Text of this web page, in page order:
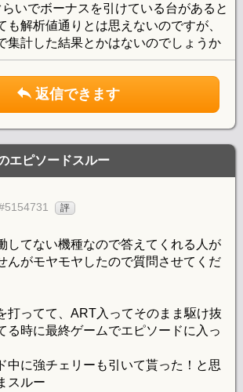
いでボーナスを引けている台があると
も解析値通りとは思えないのですが、
集計した結果とかはないのでしょうか
返信できます
エピソードスルー
評
してない機種なので答えてくれる人が
んがモヤモヤしたので質問させてくだ
打ってて、ART入ってそのまま駆け抜
る時に最終ゲームでエピソードに入っ
中に強チェリーも引いて貰った！と思
スルー